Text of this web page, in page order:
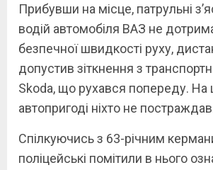
Прибувши на місце, патрульні
водій автомобіля ВАЗ не
безпечної швидкості руху,
допустив зіткнення з
Skoda, що рухався попереду. На
автопригоді ніхто не
Спілкуючись з 63-річним
поліцейські помітили в нього